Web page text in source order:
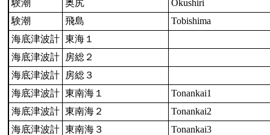
験潮
奥尻
Okushiri
験潮
飛島
Tobishima
海底津波計 東海１
海底津波計
房総２
海底津波計
房総３
海底津波計 東南海１
Tonankai1
海底津波計 東南海２
Tonankai2
海底津波計 東南海３
Tonankai3